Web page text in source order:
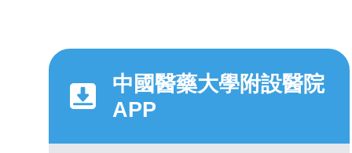
中國醫藥大學附設醫院
APP